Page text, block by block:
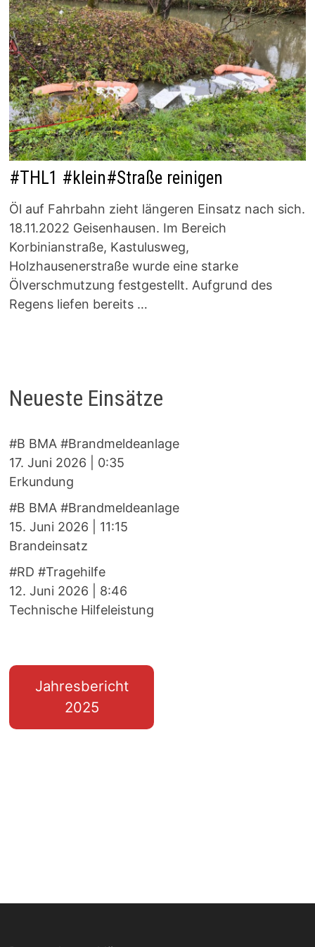
#THL1 #klein#Straße reinigen
Öl auf Fahrbahn zieht längeren Einsatz nach sich.
18.11.2022 Geisenhausen. Im Bereich
Korbinianstraße, Kastulusweg,
Holzhausenerstraße wurde eine starke
Ölverschmutzung festgestellt. Aufgrund des
Regens liefen bereits …
Neueste Einsätze
#B BMA #Brandmeldeanlage
17. Juni 2026
0:35
Erkundung
#B BMA #Brandmeldeanlage
15. Juni 2026
11:15
Brandeinsatz
#RD #Tragehilfe
12. Juni 2026
8:46
Technische Hilfeleistung
Jahresbericht
2025